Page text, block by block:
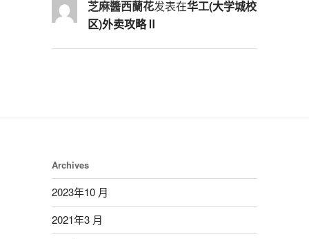
芝麻醬西蘭花发表在华工(大学城校
区)外卖攻略Ⅱ
Archives
2023年10 月
2021年3 月